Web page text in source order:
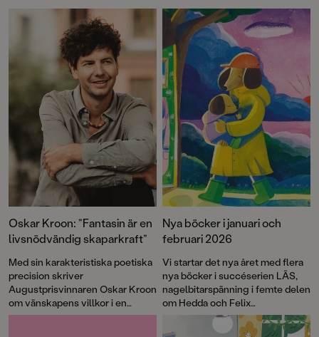
Karlsson för boken Skriv om och
om igen – en inspirationsbok för
skrivsugna.I serien LÄS ingår
även:LÄS - Boken för dig som vill
börja läsaLÄS mer - Boken för dig
som just börjat läsaHej haj (Läsnivå
1)Gul bil (Läsnivå 1)STOR och Liten
flyttar ihop (Läsnivå 2)Rut är rädd
(Läsnivå 2)När Ida och Ada blev
osams (Läsnivå 3)
om igen – en
skrivsugna.I serien
även:LÄS - Boken
börja läsaLÄS mer
som just börjat
1)STOR och Liten
(Läsnivå 2)Rut är
2)När Ida och Ada
(Läsnivå 3)Liten är
(Läsnivå 3)
Oskar Kroon: ”Fantasin är en
livsnödvändig skaparkraft”
Med sin karakteristiska poetiska
precision skriver
Augustprisvinnaren Oskar Kroon
om vänskapens villkor i en
föränderlig värld.Min vän
Nya böcker i januari och
februari 2026
Vi startar det nya året med flera
nya böcker i succéserien LÄS,
nagelbitarspänning i femte delen
om Hedda och Felix
i "Fruktansvärda grejer som
ingen får veta" och en sprillans